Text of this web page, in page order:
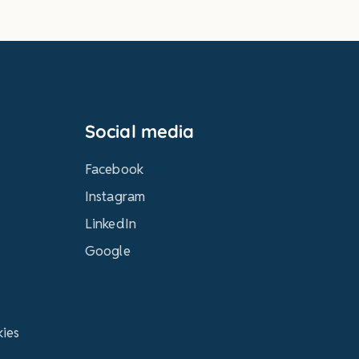
Social media
Facebook
Instagram
LinkedIn
Google